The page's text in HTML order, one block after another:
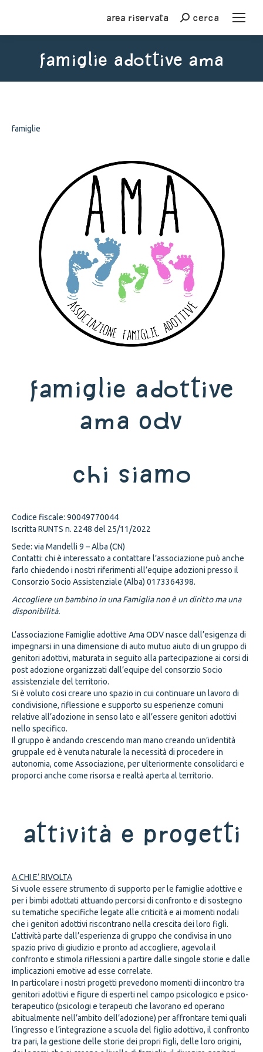
Area riservata Cercacerca
famiglie adottive ama
famiglie
Famiglie adottive
Ama ODV
Chi siamo
Codice fiscale: 90049770044
Iscritta RUNTS n. 2248 del 25/11/2022
Sede: via Mandelli 9 – Alba (CN)
Contatti: chi è interessato a contattare l’associazione può anche
farlo chiedendo i nostri riferimenti all’equipe adozioni presso il
Consorzio Socio Assistenziale (Alba) 0173364398.
Accogliere un bambino in una Famiglia non è un diritto ma una
disponibilità.
L’associazione Famiglie adottive Ama ODV nasce dall’esigenza di
impegnarsi in una dimensione di auto mutuo aiuto di un gruppo di
genitori adottivi, maturata in seguito alla partecipazione ai corsi di
post adozione organizzati dall’equipe del consorzio Socio
assistenziale del territorio.
Si è voluto cosi creare uno spazio in cui continuare un lavoro di
condivisione, riflessione e supporto su esperienze comuni
relative all’adozione in senso lato e all’essere genitori adottivi
nello specifico.
Il gruppo è andando crescendo man mano creando un’identità
gruppale ed è venuta naturale la necessità di procedere in
autonomia, come Associazione, per ulteriormente consolidarci e
proporci anche come risorsa e realtà aperta al territorio.
Attività e progetti
A CHI E’ RIVOLTA
Si vuole essere strumento di supporto per le famiglie adottive e
per i bimbi adottati attuando percorsi di confronto e di sostegno
su tematiche specifiche legate alle criticità e ai momenti nodali
che i genitori adottivi riscontrano nella crescita dei loro figli.
L’attività parte dall’esperienza di gruppo che condivisa in uno
spazio privo di giudizio e pronto ad accogliere, agevola il
confronto e stimola riflessioni a partire dalle singole storie e dalle
implicazioni emotive ad esse correlate.
In particolare i nostri progetti prevedono momenti di incontro tra
genitori adottivi e figure di esperti nel campo psicologico e psico-
terapeutico (psicologi e terapeuti che lavorano ed operano
abitualmente nell’ambito dell’adozione) per affrontare temi quali
l’ingresso e l’integrazione a scuola del figlio adottivo, il confronto
tra pari, la gestione delle storie dei propri figli, delle loro origini,